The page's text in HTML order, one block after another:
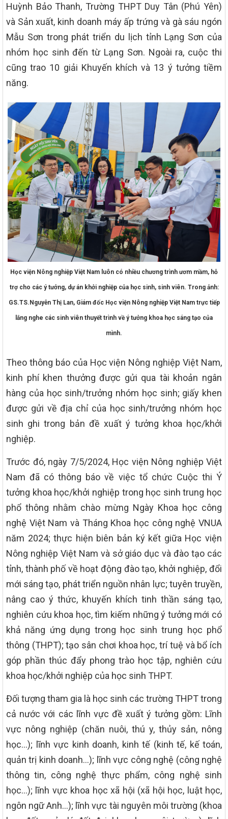
Huỳnh Bảo Thanh, Trường THPT Duy Tân (Phú Yên)
và Sản xuất, kinh doanh máy ấp trứng và gà sáu ngón
Mẫu Sơn trong phát triển du lịch tỉnh Lạng Sơn của
nhóm học sinh đến từ Lạng Sơn. Ngoài ra, cuộc thi
cũng trao 10 giải Khuyến khích và 13 ý tưởng tiềm
năng.
Học viện Nông nghiệp Việt Nam luôn có nhiều chương trình ươm mầm, hỗ
trợ cho các ý tưởng, dự án khởi nghiệp của học sinh, sinh viên. Trong ảnh:
GS.TS.Nguyễn Thị Lan, Giám đốc Học viện Nông nghiệp Việt Nam trực tiếp
lắng nghe các sinh viên thuyết trình về ý tưởng khoa học sáng tạo của
mình.
Theo thông báo của Học viện Nông nghiệp Việt Nam,
kinh phí khen thưởng được gửi qua tài khoản ngân
hàng của học sinh/trưởng nhóm học sinh; giấy khen
được gửi về địa chỉ của học sinh/trưởng nhóm học
sinh ghi trong bản đề xuất ý tưởng khoa học/khởi
nghiệp.
Trước đó, ngày 7/5/2024, Học viện Nông nghiệp Việt
Nam đã có thông báo về việc tổ chức Cuộc thi Ý
tưởng khoa học/khởi nghiệp trong học sinh trung học
phổ thông nhằm chào mừng Ngày Khoa học công
nghệ Việt Nam và Tháng Khoa học công nghệ VNUA
năm 2024; thực hiện biên bản ký kết giữa Học viện
Nông nghiệp Việt Nam và sở giáo dục và đào tạo các
tỉnh, thành phố về hoạt động đào tạo, khởi nghiệp, đổi
mới sáng tạo, phát triển nguồn nhân lực; tuyên truyền,
nâng cao ý thức, khuyến khích tinh thần sáng tạo,
nghiên cứu khoa học, tìm kiếm những ý tưởng mới có
khả năng ứng dụng trong học sinh trung học phổ
thông (THPT); tạo sân chơi khoa học, trí tuệ và bổ ích
góp phần thúc đẩy phong trào học tập, nghiên cứu
khoa học/khởi nghiệp của học sinh THPT.
Đối tượng tham gia là học sinh các trường THPT trong
cả nước với các lĩnh vực đề xuất ý tưởng gồm: Lĩnh
vực nông nghiệp (chăn nuôi, thú y, thủy sản, nông
học…); lĩnh vực kinh doanh, kinh tế (kinh tế, kế toán,
quản trị kinh doanh…); lĩnh vực công nghệ (công nghệ
thông tin, công nghệ thực phẩm, công nghệ sinh
học…); lĩnh vực khoa học xã hội (xã hội học, luật học,
ngôn ngữ Anh…); lĩnh vực tài nguyên môi trường (khoa